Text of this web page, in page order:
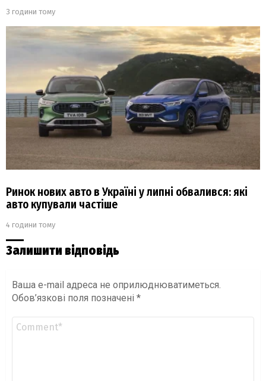
3 години тому
Ринок нових авто в Україні у липні обвалився: які
авто купували частіше
4 години тому
Залишити відповідь
Ваша e-mail адреса не оприлюднюватиметься.
Обов’язкові поля позначені *